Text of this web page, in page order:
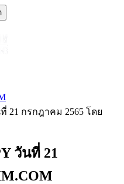
21 กรกฎาคม 2565 โดย
วันที่ 21